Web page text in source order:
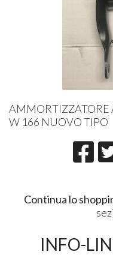
AMMORTIZZATORE
W 166 NUOVO TIPO
Continua lo
INFO-